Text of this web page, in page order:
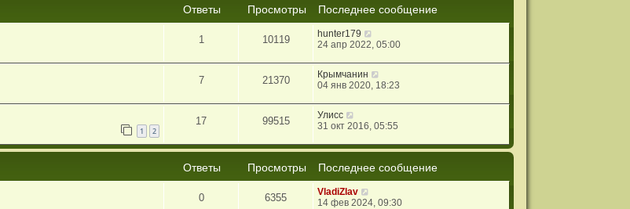
Ответы Просмотры
Последнее сообщение
1 10119
hunter179
24 апр 2022, 05:00
7 21370
Крымчанин
04 янв 2020, 18:23
1 2
17 99515
Улисс
31 окт 2016, 05:55
Ответы Просмотры
Последнее сообщение
0 6355
VladiZlav
14 фев 2024, 09:30